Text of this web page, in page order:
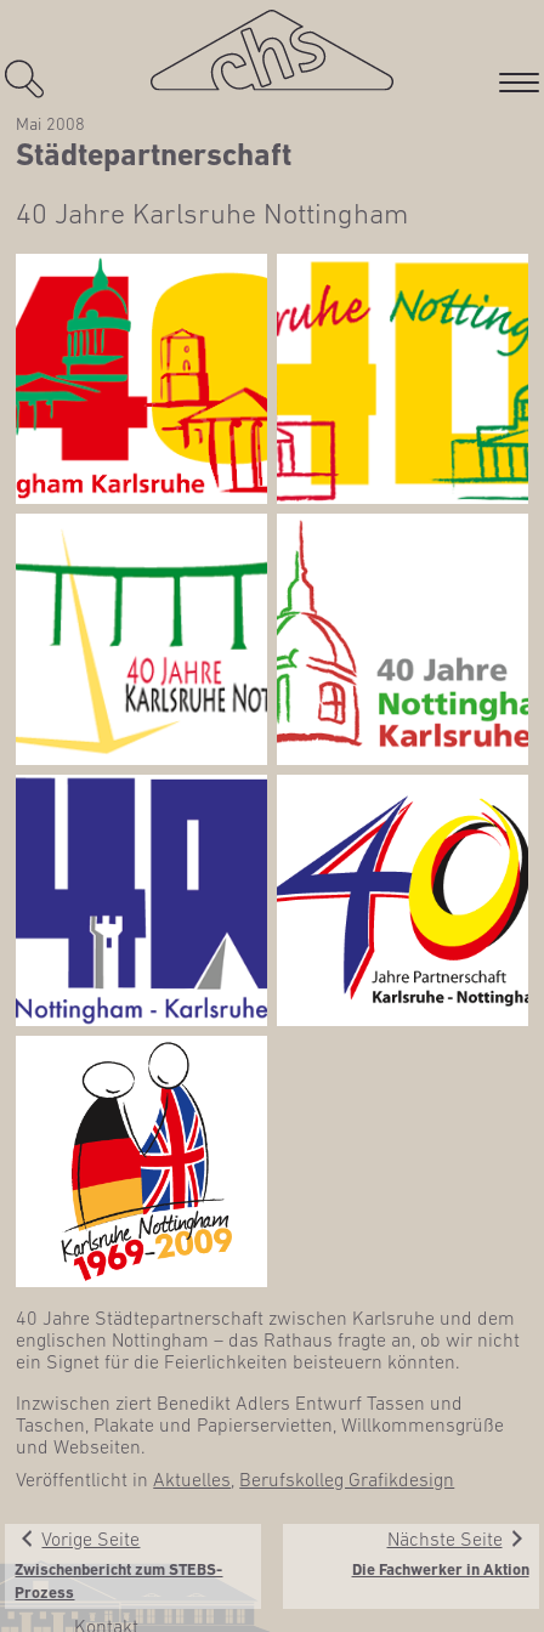
Städ­te­part­ner­schaft
Mai 2008
40 Jah­re Karls­ru­he Nottingham
40 Jah­re Städ­te­part­ner­schaft zwi­schen Karls­ru­he und dem
eng­li­schen Not­ting­ham – das Rat­haus frag­te an, ob wir nicht
ein Signet für die Fei­er­lich­kei­ten bei­steu­ern könnten.
Inzwi­schen ziert Bene­dikt Adlers Ent­wurf Tas­sen und
Taschen, Pla­ka­te und Papier­ser­vi­et­ten, Will­kom­mens­grü­ße
und Webseiten.
Veröffentlicht in Aktuelles Berufskolleg Grafikdesign
Vorige Seite
Zwi­schen­be­richt zum STEBS-
Prozess
Nächste Seite
Die Fach­wer­ker in Aktion
Kon­takt